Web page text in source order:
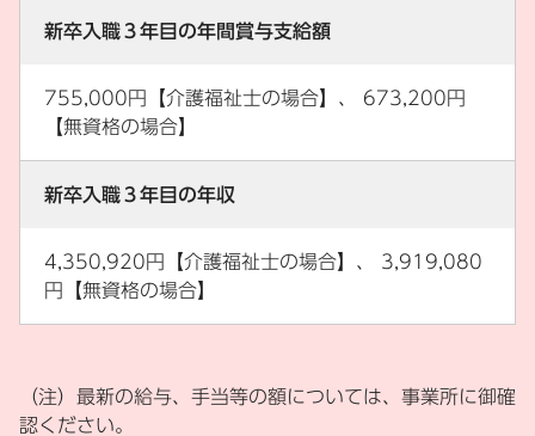
新卒入職３年目の年間賞与支給額
755,000円【介護福祉士の場合】、 673,200円
【無資格の場合】
新卒入職３年目の年収
4,350,920円【介護福祉士の場合】、 3,919,080
円【無資格の場合】
（注）最新の給与、手当等の額については、事業所に御確
認ください。